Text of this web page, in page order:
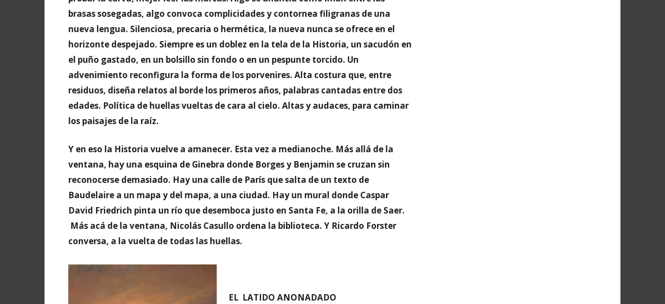
brasas sosegadas, algo convoca complicidades y contornea filigranas de una
nueva lengua. Silenciosa, precaria o hermética, la nueva nunca se ofrece en el
horizonte despejado. Siempre es un doblez en la tela de la Historia, un sacudón en
el puño gastado, en un bolsillo sin fondo o en un pespunte torcido. Un
advenimiento reconfigura la forma de los porvenires. Alta costura que, entre
residuos, diseña relatos al borde los primeros años, palabras cantadas entre dos
edades. Política de huellas vueltas de cara al cielo. Altas y audaces, para caminar
los paisajes de la raíz.
Y en eso la Historia vuelve a amanecer. Esta vez a medianoche. Más allá de la
ventana, hay una esquina de Ginebra donde Borges y Benjamin se cruzan sin
reconocerse demasiado. Hay una calle de París que salta de un texto de
Baudelaire a un mapa y del mapa, a una ciudad. Hay un mural donde Caspar
David Friedrich pinta un río que desemboca justo en Santa Fe, a la orilla de Saer.
Más acá de la ventana, Nicolás Casullo ordena la biblioteca. Y Ricardo Forster
conversa, a la vuelta de todas las huellas.
EL LATIDO ANONADADO